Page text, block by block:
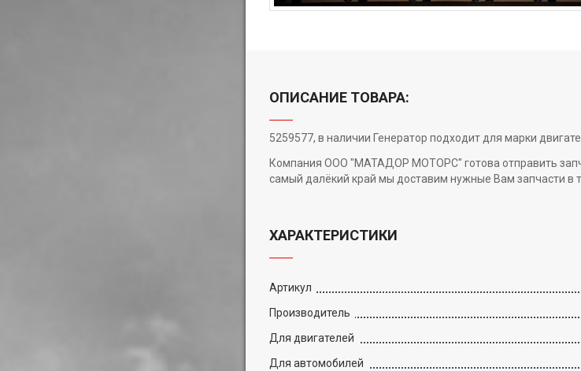
ОПИСАНИЕ ТОВАРА:
5259577, в наличии Генератор подходит для марки
Компания ООО "МАТАДОР МОТОРС" готова отправить
самый далёкий край мы доставим нужные Вам запчасти в
ХАРАКТЕРИСТИКИ
Артикул
Производитель
Для двигателей
Для автомобилей